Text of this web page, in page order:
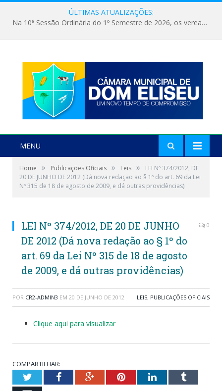
ÚLTIMAS ATUALIZAÇÕES:
Na 10ª Sessão Ordinária do 1º Semestre de 2026, os vereadores receberam a nova comandante do 51º Batalhão de Polícia Militar, a Major Alessandra Lopes Leal Bandeira. A visita institucional proporcionou a apresentação da oficial aos parlamentares e reforçou o compromisso de cooperação entre a Polícia Militar e o Poder Legislativo em prol da segurança da população.
MENU
Home » Publicações Oficiais » Leis »
LEI Nº 374/2012, DE
20 DE JUNHO DE 2012 (Dá nova redação ao § 1º do art. 69 da Lei
Nº 315 de 18 de agosto de 2009, e dá outras providências)
LEI Nº 374/2012, DE 20 DE JUNHO
DE 2012 (Dá nova redação ao § 1º do
art. 69 da Lei Nº 315 de 18 de agosto
de 2009, e dá outras providências)
0
POR CR2-ADMIN3 EM 20 DE JUNHO DE 2012 LEIS, PUBLICAÇÕES OFICIAIS
Clique aqui para visualizar
COMPARTILHAR:
TwitterFacebookGoogle+PinterestLinkedInTumblr